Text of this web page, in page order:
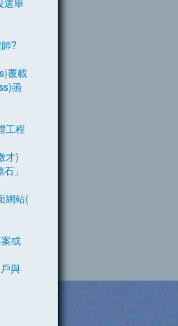
?
覆載
函
工程
才)
」
網站(
或
與